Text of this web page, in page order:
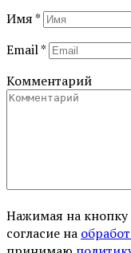
Имя*
Email*
Комментарий
Нажимая на
согласие на